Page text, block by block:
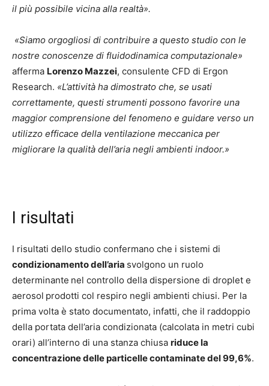
il più possibile vicina alla realtà».
«Siamo orgogliosi di contribuire a questo studio con le
nostre conoscenze di fluidodinamica computazionale»
afferma Lorenzo Mazzei, consulente CFD di Ergon
Research. «L’attività ha dimostrato che, se usati
correttamente, questi strumenti possono favorire una
maggior comprensione del fenomeno e guidare verso un
utilizzo efficace della ventilazione meccanica per
migliorare la qualità dell’aria negli ambienti indoor.»
I risultati
I risultati dello studio confermano che i sistemi di
condizionamento dell’aria svolgono un ruolo
determinante nel controllo della dispersione di droplet e
aerosol prodotti col respiro negli ambienti chiusi. Per la
prima volta è stato documentato, infatti, che il raddoppio
della portata dell’aria condizionata (calcolata in metri cubi
orari) all’interno di una stanza chiusa riduce la
concentrazione delle particelle contaminate del 99,6%.